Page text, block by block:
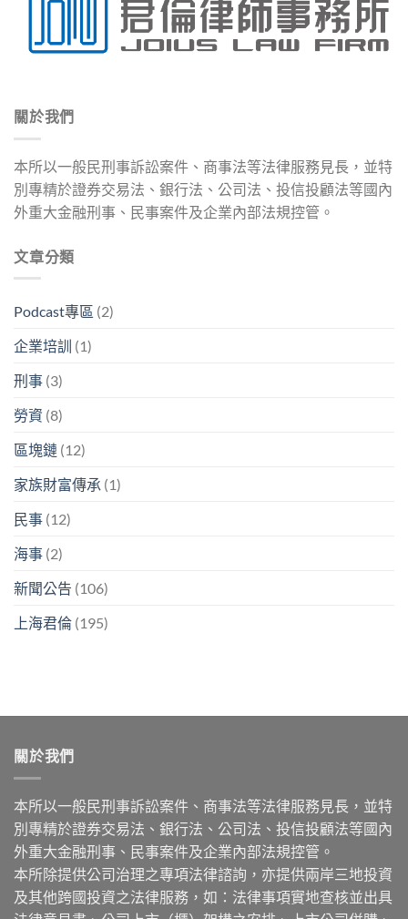
關於我們
本所以一般民刑事訴訟案件、商事法等法律服務見長，並特
別專精於證券交易法、銀行法、公司法、投信投顧法等國內
外重大金融刑事、民事案件及企業內部法規控管。
文章分類
Podcast專區 (2)
企業培訓 (1)
刑事 (3)
勞資 (8)
區塊鏈 (12)
家族財富傳承 (1)
民事 (12)
海事 (2)
新聞公告 (106)
上海君倫 (195)
關於我們
本所以一般民刑事訴訟案件、商事法等法律服務見長，並特
別專精於證券交易法、銀行法、公司法、投信投顧法等國內
外重大金融刑事、民事案件及企業內部法規控管。
本所除提供公司治理之專項法律諮詢，亦提供兩岸三地投資
及其他跨國投資之法律服務，如：法律事項實地查核並出具